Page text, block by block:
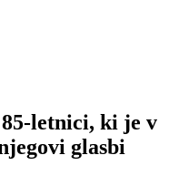
letnici, ki je v
glasbi